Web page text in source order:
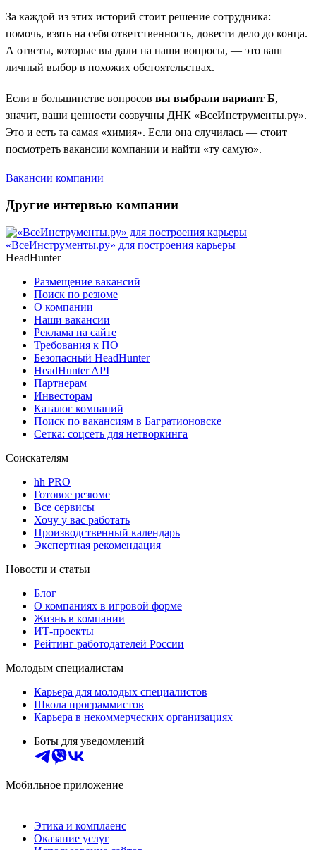
За каждой из этих историй стоит решение сотрудника:
помочь, взять на себя ответственность, довести дело до конца.
А ответы, которые вы дали на наши вопросы, — это ваш
личный выбор в похожих обстоятельствах.
Если в большинстве вопросов вы выбрали вариант Б,
значит, ваши ценности созвучны ДНК «ВсеИнструменты.ру».
Это и есть та самая «химия». Если она случилась — стоит
посмотреть вакансии компании и найти «ту самую».
Вакансии компании
Другие интервью компании
«ВсеИнструменты.ру» для построения карьеры
HeadHunter
Размещение вакансий
Поиск по резюме
О компании
Наши вакансии
Реклама на сайте
Требования к ПО
Безопасный HeadHunter
HeadHunter API
Партнерам
Инвесторам
Каталог компаний
Поиск по вакансиям в Багратионовске
Сетка: соцсеть для нетворкинга
Соискателям
hh PRO
Готовое резюме
Все сервисы
Хочу у вас работать
Производственный календарь
Экспертная рекомендация
Новости и статьи
Блог
О компаниях в игровой форме
Жизнь в компании
ИТ-проекты
Рейтинг работодателей России
Молодым специалистам
Карьера для молодых специалистов
Школа программистов
Карьера в некоммерческих организациях
Боты для уведомлений
Мобильное приложение
Этика и комплаенс
Оказание услуг